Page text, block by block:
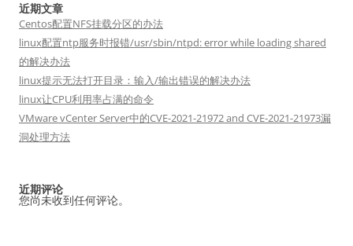
近期文章
Centos配置NFS挂载分区的办法
linux配置ntp服务时报错/usr/sbin/ntpd: error while loading shared
的解决办法
linux提示无法打开目录：输入/输出错误的解决办法
linux让CPU利用率占满的命令
VMware vCenter Server中的CVE-2021-21972 and CVE-2021-21973漏
洞处理方法
近期评论
您尚未收到任何评论。